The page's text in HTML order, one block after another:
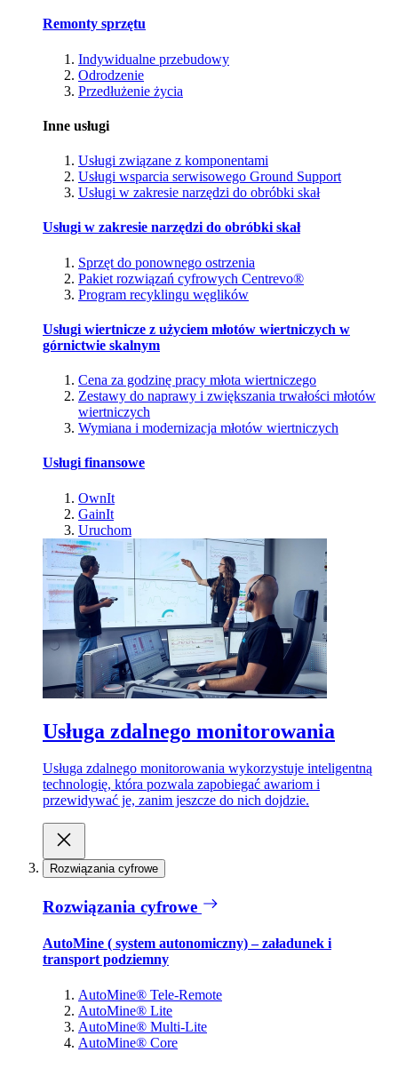
Remonty sprzętu
Indywidualne przebudowy
Odrodzenie
Przedłużenie życia
Inne usługi
Usługi związane z komponentami
Usługi wsparcia serwisowego Ground Support
Usługi w zakresie narzędzi do obróbki skał
Usługi w zakresie narzędzi do obróbki skał
Sprzęt do ponownego ostrzenia
Pakiet rozwiązań cyfrowych Centrevo®
Program recyklingu węglików
Usługi wiertnicze z użyciem młotów wiertniczych w
górnictwie skalnym
Cena za godzinę pracy młota wiertniczego
Zestawy do naprawy i zwiększania trwałości młotów
wiertniczych
Wymiana i modernizacja młotów wiertniczych
Usługi finansowe
OwnIt
GainIt
Uruchom
Usługa zdalnego monitorowania
Usługa zdalnego monitorowania wykorzystuje inteligentną
technologię, która pozwala zapobiegać awariom i
przewidywać je, zanim jeszcze do nich dojdzie.
Rozwiązania cyfrowe
Rozwiązania cyfrowe
AutoMine ( system autonomiczny) – załadunek i
transport podziemny
AutoMine® Tele-Remote
AutoMine® Lite
AutoMine® Multi-Lite
AutoMine® Core